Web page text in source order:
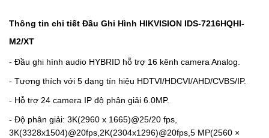
Thông tin chi tiết Đầu Ghi Hình HIKVISION IDS-7216HQHI-
M2/XT
- Đầu ghi hình audio HYBRID hỗ trợ 16 kênh camera Analog.
- Tương thích với 5 dạng tín hiệu HDTVI/HDCVI/AHD/CVBS/IP.
- Hỗ trợ 24 camera IP độ phân giải 6.0MP.
- Độ phân giải: 3K(2960 x 1665)@25/20 fps,
3K(3328x1504)@20fps,2K(2304x1296)@20fps,5 MP(2560 ×